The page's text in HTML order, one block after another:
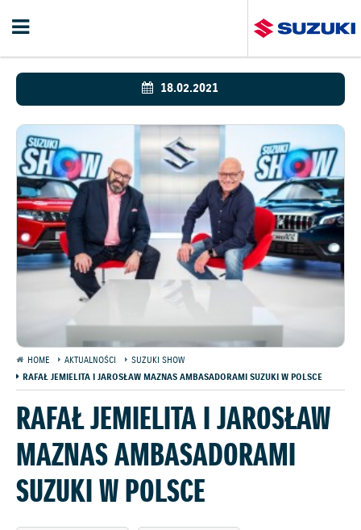
18.02.2021
HOME AKTUALNOŚCI
SUZUKI SHOW
RAFAŁ JEMIELITA I JAROSŁAW MAZNAS AMBASADORAMI SUZUKI W POLSCE
RAFAŁ JEMIELITA I JAROSŁAW
MAZNAS AMBASADORAMI
SUZUKI W POLSCE